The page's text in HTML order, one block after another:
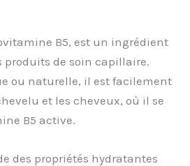
B5, est un ingrédient
produits de soin capillaire.
ou naturelle, il est facilement
et les cheveux, où il se
B5 active.
des propriétés hydratantes